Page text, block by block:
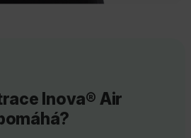
Inova® Air